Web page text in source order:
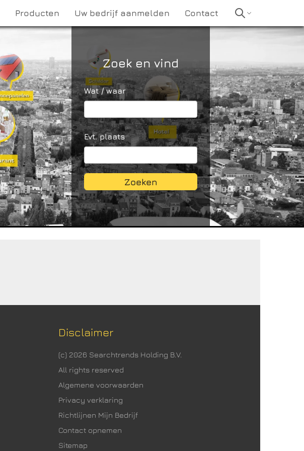
Producten Uw bedrijf aanmelden Contact
Zoek en vind
Wat / waar
Evt. plaats
Zoeken
Disclaimer
(c) 2026 Searchtrends Holding B.V.
All rights reserved
Algemene voorwaarden
Privacy verklaring
Richtlijnen Mijn Bedrijf
Contact opnemen
Sitemap